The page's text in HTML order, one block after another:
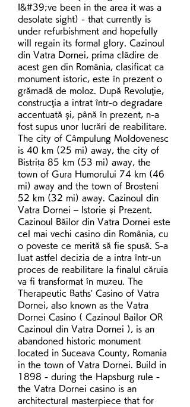
I&#39;ve been in the area it was a
desolate sight) - that currently is
under refurbishment and hopefully
will regain its formal glory. Cazinoul
din Vatra Dornei, prima clădire de
acest gen din România, clasificat ca
monument istoric, este în prezent o
grămadă de moloz. După Revoluţie,
construcţia a intrat într-o degradare
accentuată şi, până în prezent, n-a
fost supus unor lucrări de reabilitare.
The city of Câmpulung Moldovenesc
is 40 km (25 mi) away, the city of
Bistrița 85 km (53 mi) away, the
town of Gura Humorului 74 km (46
mi) away and the town of Broșteni
52 km (32 mi) away. Cazinoul din
Vatra Dornei – Istorie și Prezent.
Cazinoul Băilor din Vatra Dornei este
cel mai vechi casino din România, cu
o poveste ce merită să fie spusă. S-a
luat astfel decizia de a intra într-un
proces de reabilitare la finalul căruia
va fi transformat în muzeu. The
Therapeutic Baths’ Casino of Vatra
Dornei, also known as the Vatra
Dornei Casino ( Cazinoul Bailor OR
Cazinoul din Vatra Dornei ), is an
abandoned historic monument
located in Suceava County, Romania
in the town of Vatra Dornei. Build in
1898 - during the Hapsburg rule -
the Vatra Dornei casino is an
architectural masterpiece that for